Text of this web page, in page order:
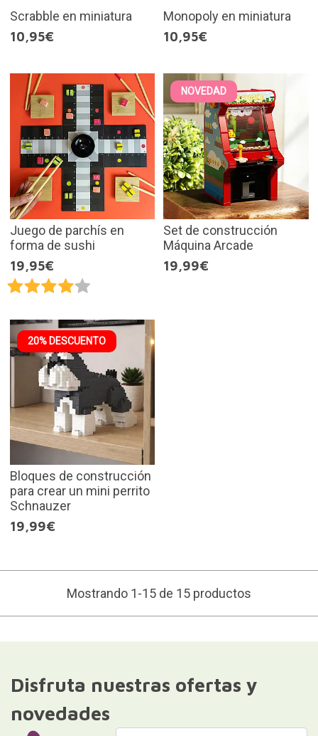
Scrabble en miniatura
10,95€
Monopoly en miniatura
10,95€
Juego de parchís en
forma de sushi
19,95€
NOVEDAD
Set de construcción
Máquina Arcade
19,99€
20% DESCUENTO
Bloques de construcción
para crear un mini perrito
Schnauzer
19,99€
Mostrando 1-15 de 15 productos
Disfruta nuestras ofertas y
novedades